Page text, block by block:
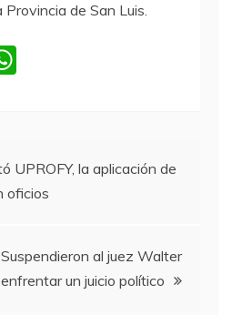
Provincia de San Luis.
A
p
UPROFY, la aplicación de
oficios
Suspendieron al juez Walter
un juicio político